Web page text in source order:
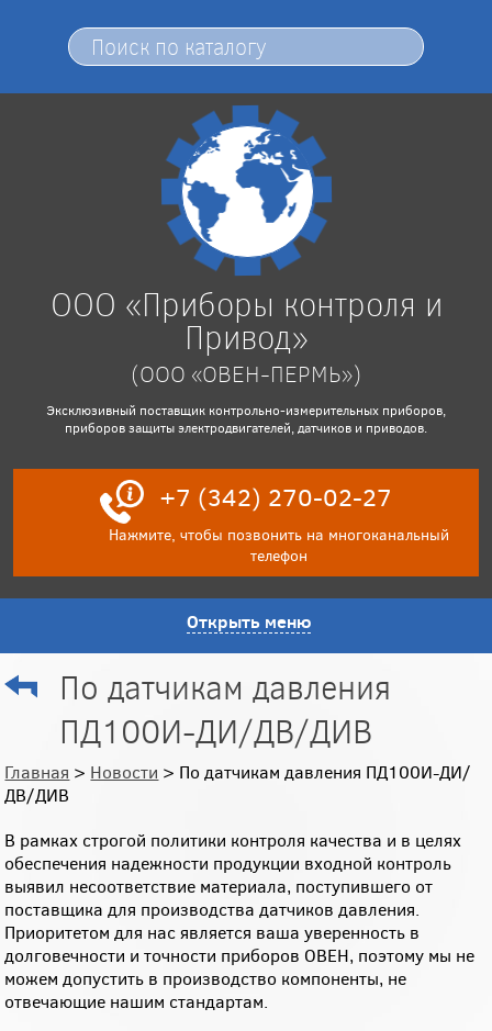
ООО «Приборы контроля и
Привод»
(ООО «ОВЕН-ПЕРМЬ»)
Эксклюзивный поставщик контрольно-измерительных приборов,
приборов защиты электродвигателей, датчиков и приводов.
+7 (342) 270-02-27
Нажмите, чтобы позвонить на многоканальный
телефон
Открыть меню
По датчикам давления
ПД100И-ДИ/ДВ/ДИВ
Главная > Новости > По датчикам давления ПД100И-ДИ/
ДВ/ДИВ
В рамках строгой политики контроля качества и в целях
обеспечения надежности продукции входной контроль
выявил несоответствие материала, поступившего от
поставщика для производства датчиков давления.
Приоритетом для нас является ваша уверенность в
долговечности и точности приборов ОВЕН, поэтому мы не
можем допустить в производство компоненты, не
отвечающие нашим стандартам.